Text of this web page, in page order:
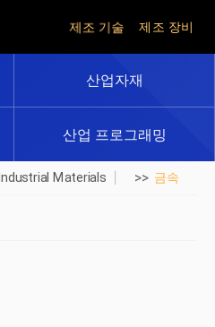
제조 기술 제조 장비
산업자재
산업 프로그래밍
Industrial Materials >> 금속